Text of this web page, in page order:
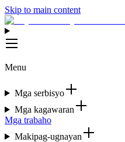
Skip to main content
Menu
Mga serbisyo
Mga kagawaran
Mga trabaho
Makipag-ugnayan